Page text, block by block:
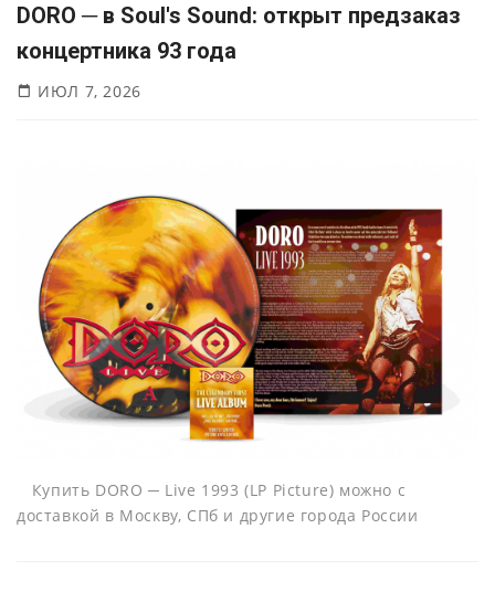
DORO ─ в Soul's Sound: открыт предзаказ
концертника 93 года
ИЮЛ 7, 2026
Купить DORO ─ Live 1993 (LP Picture) можно с
доставкой в Москву, СПб и другие города России